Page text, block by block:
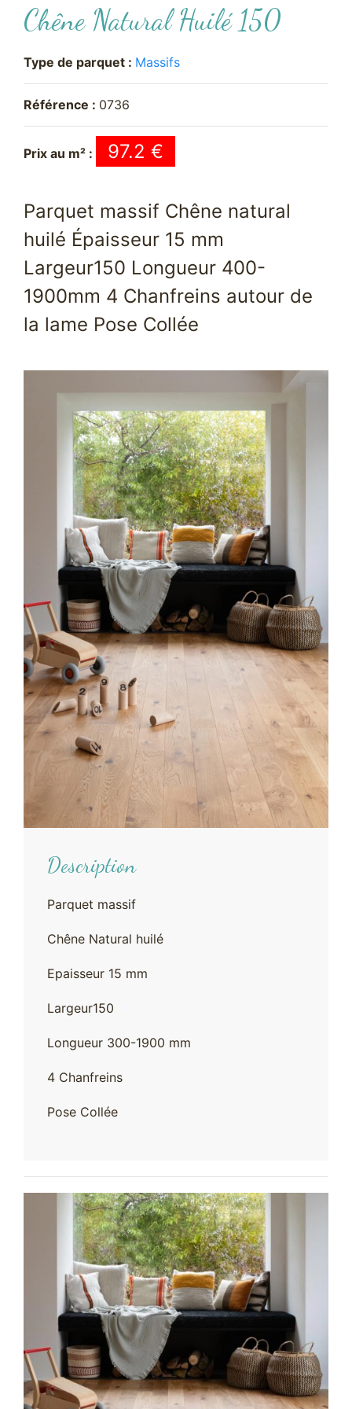
Chêne Natural Huilé 150
Type de parquet : Massifs
Référence : 0736
Prix au m² : 97.2 €
Parquet massif Chêne natural
huilé Épaisseur 15 mm
Largeur150 Longueur 400-
1900mm 4 Chanfreins autour de
la lame Pose Collée
Description
Parquet massif
Chêne Natural huilé
Epaisseur 15 mm
Largeur150
Longueur 300-1900 mm
4 Chanfreins
Pose Collée